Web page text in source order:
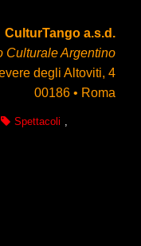
CulturTango a.s.d.
Culturale Argentino
degli Altoviti, 4
00186 • Roma
Spettacoli ,